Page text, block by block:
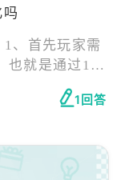
、首先玩家需
也就是通过1-4
点击右上角
菜单弹窗中选
，然后滑动右
后，点击设
1回答